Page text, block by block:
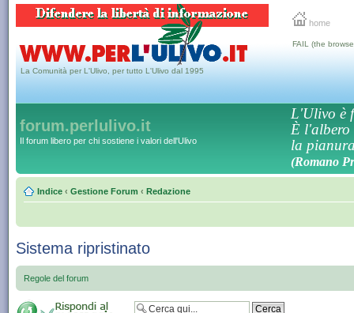
home
La Comunità per L'Ulivo, per tutto L'Ulivo dal 1995
FAIL (the
forum.perlulivo.it
Il forum libero per chi sostiene i valori dell'Ulivo
L'Ulivo è
È l'albero
la
(Romano
Indice ‹ Gestione Forum ‹ Redazione
Sistema ripristinato
Regole del forum